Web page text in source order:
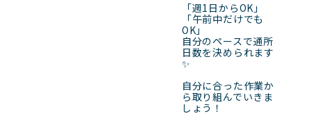
「週1日からOK」
「午前中だけでも
OK」
自分のペースで通所
日数を決められます
✨
自分に合った作業か
ら取り組んでいきま
しょう！